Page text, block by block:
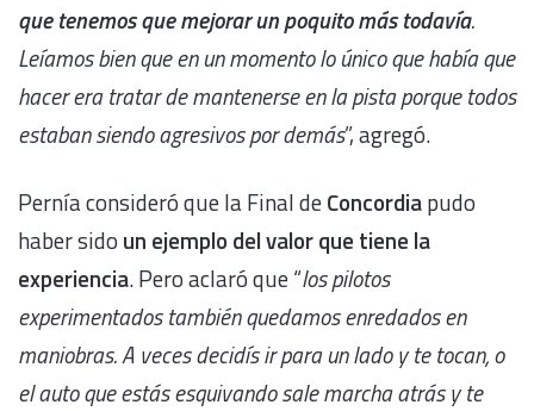
que tenemos que mejorar un poquito más todavía.
Leíamos bien que en un momento lo único que había que
hacer era tratar de mantenerse en la pista porque todos
estaban siendo agresivos por demás”, agregó.
Pernía consideró que la Final deConcordiapudo
haber sido un ejemplo del valor que tiene la
experiencia. Pero aclaró que “los pilotos
experimentados también quedamos enredados en
maniobras. A veces decidís ir para un lado y te tocan, o
el auto que estás esquivando sale marcha atrás y te